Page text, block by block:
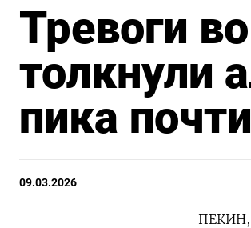
Тревоги
толкнули
пика
09.03.2026
ПЕКИН,